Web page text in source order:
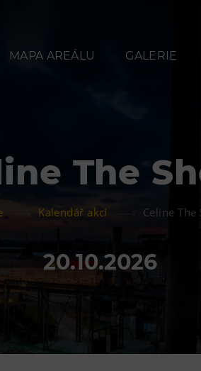
MAPA AREÁLU GALERIE
The
Kalendář akcí Celine The
20.10.2026
Občerstvení
techniky
L’Osteria